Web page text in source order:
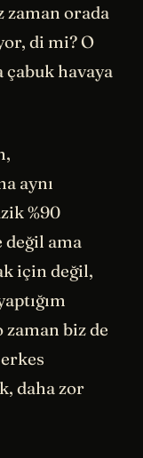
zaman orada
di mi? O
çabuk havaya
aynı
%90
değil ama
için değil,
biz de
daha zor